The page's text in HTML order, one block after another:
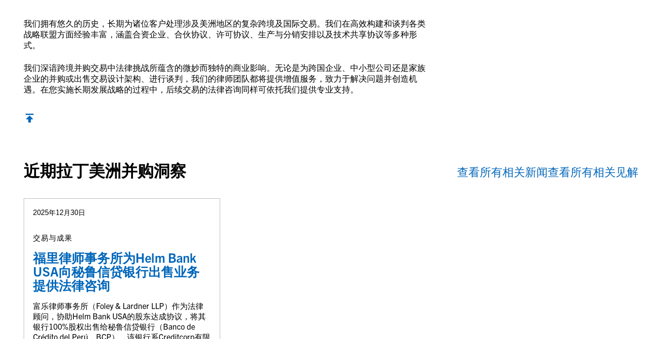
我们拥有悠久的历史，长期为诸位客户处理涉及美洲地区的复杂跨境及国际交易。我们在高效构建和谈判各类
战略联盟方面经验丰富，涵盖合资企业、合伙协议、许可协议、生产与分销安排以及技术共享协议等多种形
式。
我们深谙跨境并购交易中法律挑战所蕴含的微妙而独特的商业影响。无论是为跨国企业、中小型公司还是家族
企业的并购或出售交易设计架构、进行谈判，我们的律师团队都将提供增值服务，致力于解决问题并创造机
遇。在您实施长期发展战略的过程中，后续交易的法律咨询同样可依托我们提供专业支持。
近期拉丁美洲并购洞察 查看所有相关新闻查看所有相关见解
2025年12月30日
交易与成果
福里律师事务所为Helm Bank
USA向秘鲁信贷银行出售业务
提供法律咨询
富乐律师事务所（Foley & Lardner LLP）作为法律
顾问，协助Helm Bank USA的股东达成协议，将其
银行100%股权出售给秘鲁信贷银行（Banco de
Crédito del Perú，BCP），该银行系Creditcorp有限